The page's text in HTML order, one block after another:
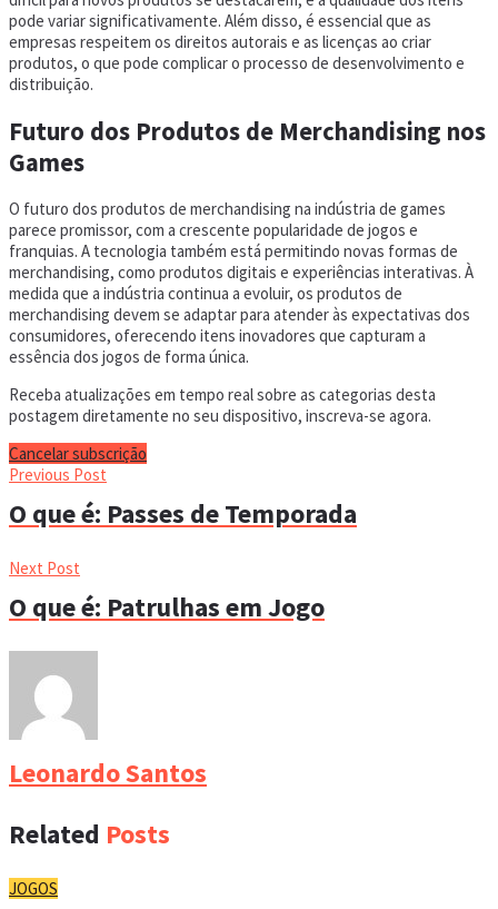
pode variar significativamente. Além disso, é essencial que as
empresas respeitem os direitos autorais e as licenças ao criar
produtos, o que pode complicar o processo de desenvolvimento e
distribuição.
Futuro dos Produtos de Merchandising nos
Games
O futuro dos produtos de merchandising na indústria de games
parece promissor, com a crescente popularidade de jogos e
franquias. A tecnologia também está permitindo novas formas de
merchandising, como produtos digitais e experiências interativas. À
medida que a indústria continua a evoluir, os produtos de
merchandising devem se adaptar para atender às expectativas dos
consumidores, oferecendo itens inovadores que capturam a
essência dos jogos de forma única.
Receba atualizações em tempo real sobre as categorias desta
postagem diretamente no seu dispositivo, inscreva-se agora.
Cancelar subscrição
Previous Post
O que é: Passes de Temporada
Next Post
O que é: Patrulhas em Jogo
Leonardo Santos
Related Posts
JOGOS